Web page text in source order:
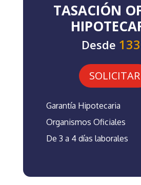
TASACIÓN
Desde
SOLICITAR
Garantía Hipotecaria
Organismos Oficiales
De 3 a 4 días laborales